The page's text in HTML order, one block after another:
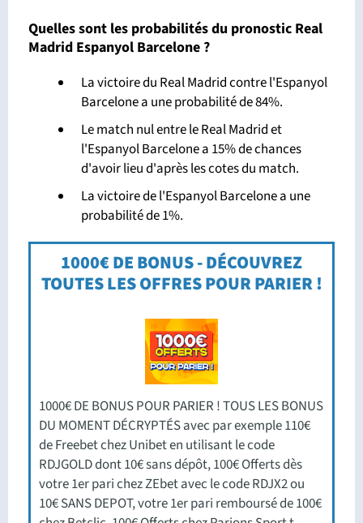
Quelles sont les probabilités du pronostic Real
Madrid Espanyol Barcelone ?
La victoire du Real Madrid contre l'Espanyol
Barcelone a une probabilité de 84%.
Le match nul entre le Real Madrid et
l'Espanyol Barcelone a 15% de chances
d'avoir lieu d'après les cotes du match.
La victoire de l'Espanyol Barcelone a une
probabilité de 1%.
1000€ DE BONUS - DÉCOUVREZ
TOUTES LES OFFRES POUR PARIER !
1000€ DE BONUS POUR PARIER ! TOUS LES BONUS
DU MOMENT DÉCRYPTÉS avec par exemple 110€
de Freebet chez Unibet en utilisant le code
RDJGOLD dont 10€ sans dépôt, 100€ Offerts dès
votre 1er pari chez ZEbet avec le code RDJX2 ou
10€ SANS DEPOT, votre 1er pari remboursé de 100€